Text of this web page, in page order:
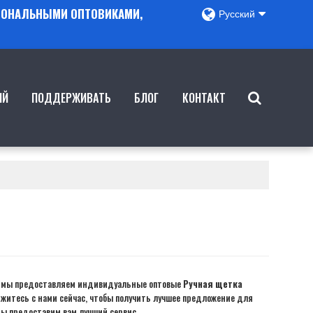
ОПТОВИКАМИ, Русский
ПОДДЕРЖИВАТЬ БЛОГ КОНТАКТ
предоставляем индивидуальные оптовые Ручная щетка
с нами сейчас, чтобы получить лучшее предложение для